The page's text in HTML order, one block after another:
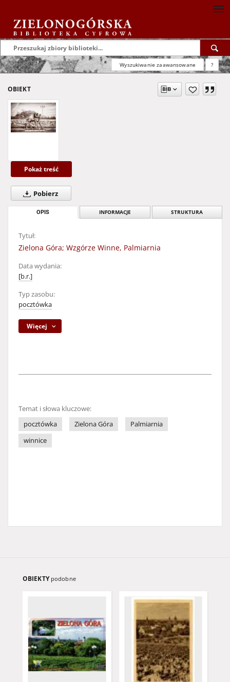
Wyszukiwanie zaawansowane ?
OBIEKT
Pokaż treść
Pobierz
OPIS INFORMACJE STRUKTURA
Tytuł:
Zielona Góra; Wzgórze Winne, Palmiarnia
Data wydania:
[b.r.]
Typ zasobu:
pocztówka
Więcej
Temat i słowa kluczowe:
pocztówka
Zielona Góra
Palmiarnia
winnice
OBIEKTY podobne